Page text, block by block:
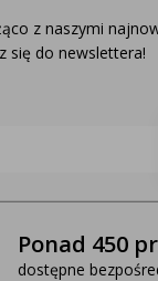
Ponad 450
dostępne
z naszymi
się do newslettera!